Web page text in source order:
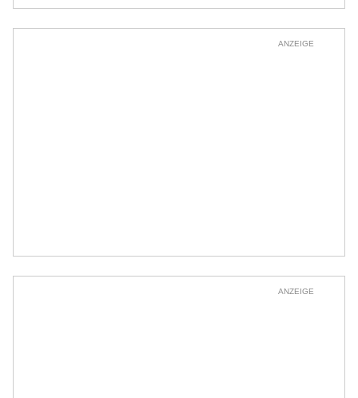
ANZEIGE
ANZEIGE